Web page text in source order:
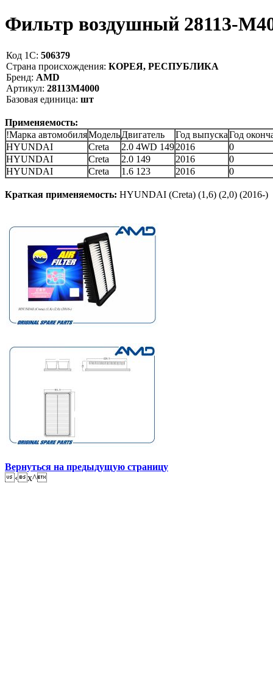
Фильтр воздушный 28113-
Код 1С: 506379
Страна происхождения: КОРЕЯ, РЕСПУБЛИКА
Бренд: AMD
Артикул: 28113M4000
Базовая единица: шт
Применяемость:
!Марка автомобиляМодельДвигатель Год выпускаГод
HYUNDAI
Creta 2.0 4WD 1492016
0
HYUNDAI
Creta 2.0 149 2016
0
HYUNDAI
Creta 1.6 123 2016 0
Краткая применяемость: HYUNDAI (Creta) (1,6) (2,0) (2016-)
Вернуться на предыдущую страницу
‹x^